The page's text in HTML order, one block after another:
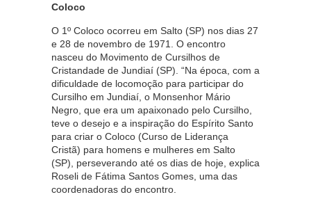
Coloco
O 1º Coloco ocorreu em Salto (SP) nos dias 27
e 28 de novembro de 1971. O encontro
nasceu do Movimento de Cursilhos de
Cristandade de Jundiaí (SP). “Na época, com a
dificuldade de locomoção para participar do
Cursilho em Jundiaí, o Monsenhor Mário
Negro, que era um apaixonado pelo Cursilho,
teve o desejo e a inspiração do Espírito Santo
para criar o Coloco (Curso de Liderança
Cristã) para homens e mulheres em Salto
(SP), perseverando até os dias de hoje, explica
Roseli de Fátima Santos Gomes, uma das
coordenadoras do encontro.